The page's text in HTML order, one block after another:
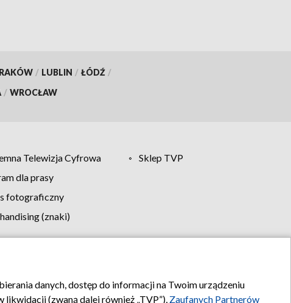
/ LUBLIN / ŁÓDŹ /
/ WROCŁAW
Telewizja Cyfrowa
Sklep TVP
dla prasy
fotograficzny
(znaki)
reklamy Kontakt
danych, dostęp do informacji na Twoim urządzeniu
(zwaną dalej również „TVP”), Zaufanych Partnerów